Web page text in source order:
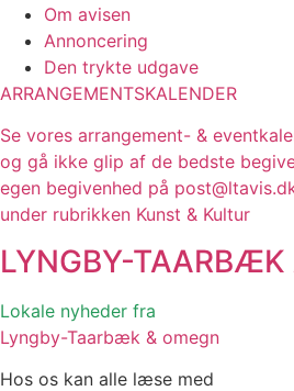
Om avisen
Annoncering
Den trykte udgave
ARRANGEMENTSKALENDER
Se vores arrangement- &
og gå ikke glip af de bedste
egen begivenhed på
under rubrikken Kunst & Kultur
LYNGBY-TAARBÆK
Lokale nyheder fra
Lyngby-Taarbæk & omegn
Hos os kan alle læse med